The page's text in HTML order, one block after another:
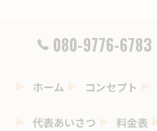
080-9776-6783
ホーム コンセプト
代表あいさつ 料金表